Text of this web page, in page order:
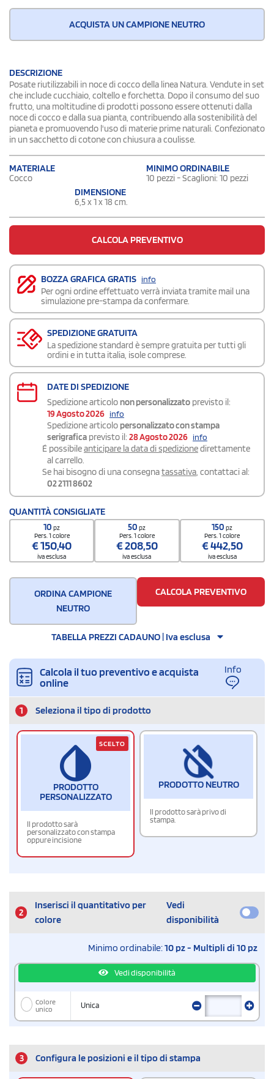
ACQUISTA UN CAMPIONE NEUTRO
DESCRIZIONE
Posate riutilizzabili in noce di cocco della linea Natura. Vendute in set
che include cucchiaio, coltello e forchetta. Dopo il consumo del suo
frutto, una moltitudine di prodotti possono essere ottenuti dalla
noce di cocco e dalla sua pianta, contribuendo alla sostenibilità del
pianeta e promuovendo l'uso di materie prime naturali. Confezionato
in un sacchetto di cotone con chiusura a coulisse.
MATERIALE
Cocco
MINIMO ORDINABILE
10 pezzi - Scaglioni: 10 pezzi
DIMENSIONE
6,5 x 1 x 18 cm.
CALCOLA PREVENTIVO
BOZZA GRAFICA GRATIS info
Per ogni ordine effettuato verrà inviata tramite mail una
simulazione pre-stampa da confermare.
SPEDIZIONE GRATUITA
La spedizione standard è sempre gratuita per tutti gli
ordini e in tutta italia, isole comprese.
DATE DI SPEDIZIONE
Spedizione articolo non personalizzato previsto il:
19 Agosto 2026 info
Spedizione articolo personalizzato con stampa
serigrafica previsto il: 28 Agosto 2026 info
É possibileanticipare la data di spedizionedirettamente
al carrello.
Se hai bisogno di una consegnatassativa, contattaci al:
02 2111 8602
QUANTITÀ CONSIGLIATE
10pz
Pers. 1 colore
€150,40
iva esclusa
50pz
Pers. 1 colore
€208,50
iva esclusa
150pz
Pers. 1 colore
€442,50
iva esclusa
ORDINA CAMPIONE
NEUTRO
CALCOLA PREVENTIVO
TABELLA PREZZI CADAUNO | Iva esclusa
Calcola il tuo preventivo e acquista
online
Info
1 Seleziona il tipo di prodotto
PRODOTTO
PERSONALIZZATO
Il prodotto sarà
personalizzato con stampa
oppure incisione
SCELTO
PRODOTTO NEUTRO
Il prodotto sarà privo di
stampa.
2
Inserisci il quantitativo per
colore
Vedi
disponibilità
Minimo ordinabile:10 pz - Multipli di 10 pz
Vedi disponibilità
Colore
unico
Unica
3 Configura le posizioni e il tipo di stampa